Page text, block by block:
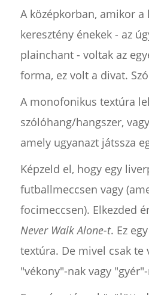
A középkorban, amikor a
keresztény énekek - az
plainchant - voltak az
forma, ez volt a divat.
A monofonikus textúra
szólóhang/hangszer,
amely ugyanazt játssza
Képzeld el, hogy egy
futballmeccsen vagy
focimeccsen). Elkezded
Never Walk Alone-t. Ez
textúra. De mivel csak te
"vékony"-nak vagy